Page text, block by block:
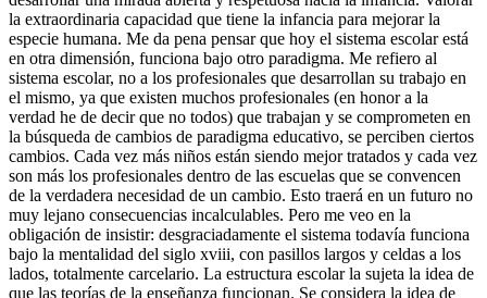
la extraordinaria capacidad que tiene la infancia para mejorar la
especie humana. Me da pena pensar que hoy el sistema escolar está
en otra dimensión, funciona bajo otro paradigma. Me refiero al
sistema escolar, no a los profesionales que desarrollan su trabajo en
el mismo, ya que existen muchos profesionales (en honor a la
verdad he de decir que no todos) que trabajan y se comprometen en
la búsqueda de cambios de paradigma educativo, se perciben ciertos
cambios. Cada vez más niños están siendo mejor tratados y cada vez
son más los profesionales dentro de las escuelas que se convencen
de la verdadera necesidad de un cambio. Esto traerá en un futuro no
muy lejano consecuencias incalculables. Pero me veo en la
obligación de insistir: desgraciadamente el sistema todavía funciona
bajo la mentalidad del siglo xviii, con pasillos largos y celdas a los
lados, totalmente carcelario. La estructura escolar la sujeta la idea de
que las teorías de la enseñanza funcionan. Se considera la idea de